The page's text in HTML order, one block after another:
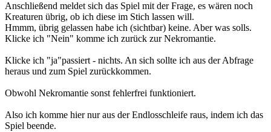
Anschließend meldet sich das Spiel mit der Frage, es wären noch
Kreaturen übrig, ob ich diese im Stich lassen will.
Hmmm, übrig gelassen habe ich (sichtbar) keine. Aber was solls.
Klicke ich "Nein" komme ich zurück zur Nekromantie.
Klicke ich "ja"passiert - nichts. An sich sollte ich aus der Abfrage
heraus und zum Spiel zurückkommen.
Obwohl Nekromantie sonst fehlerfrei funktioniert.
Also ich komme hier nur aus der Endlosschleife raus, indem ich das
Spiel beende.